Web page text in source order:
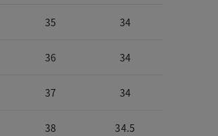
35 34
36 34
37 34
38 34.5